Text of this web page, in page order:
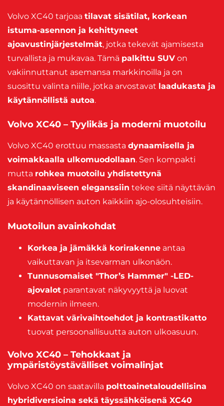
Volvo XC40 tarjoaa tilavat sisätilat, korkean
istuma-asennon ja kehittyneet
ajoavustinjärjestelmät, jotka tekevät ajamisesta
turvallista ja mukavaa. Tämä palkittu SUV on
vakiinnuttanut asemansa markkinoilla ja on
suosittu valinta niille, jotka arvostavat laadukasta ja
käytännöllistä autoa.
Volvo XC40 – Tyylikäs ja moderni muotoilu
Volvo XC40 erottuu massasta dynaamisella ja
voimakkaalla ulkomuodollaan. Sen kompakti
mutta rohkea muotoilu yhdistettynä
skandinaaviseen eleganssiin tekee siitä näyttävän
ja käytännöllisen auton kaikkiin ajo-olosuhteisiin.
Muotoilun avainkohdat
Korkea ja jämäkkä korirakenne antaa
vaikuttavan ja itsevarman ulkonäön.
Tunnusomaiset "Thor’s Hammer" -LED-
ajovalot parantavat näkyvyyttä ja luovat
modernin ilmeen.
Kattavat värivaihtoehdot ja kontrastikatto
tuovat persoonallisuutta auton ulkoasuun.
Volvo XC40 – Tehokkaat ja
ympäristöystävälliset voimalinjat
Volvo XC40 on saatavilla polttoainetaloudellisina
hybridiversioina sekä täyssähköisenä XC40